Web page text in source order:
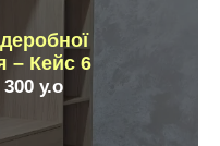
– Кейс 6
у.о